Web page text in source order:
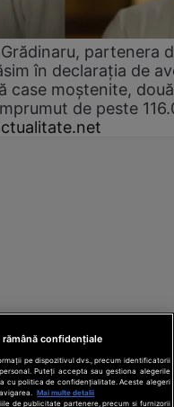
partenera
în declarația de
case moștenite, două
de peste
rămână confidențiale
pe dispozitivul dvs., precum identificatorii
Puteți accepta sau gestiona alegerile
cu politica de confidențialitate. Aceste alegeri
Mai multe detalii
de publicitate partenere, precum si furnizorii